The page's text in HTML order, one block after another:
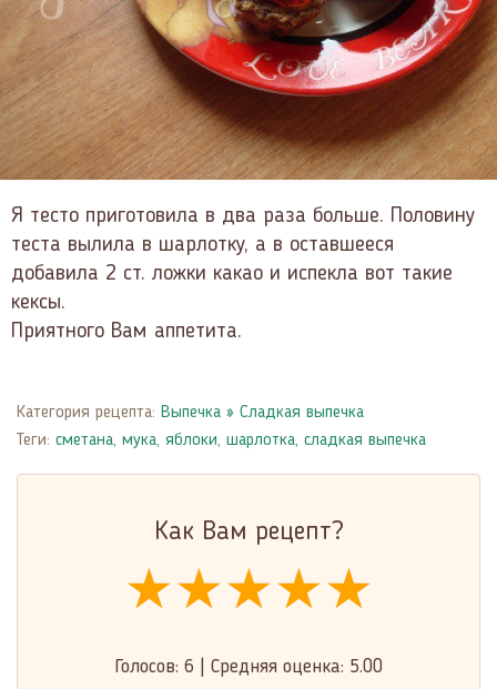
Я тесто приготовила в два раза больше. Половину
теста вылила в шарлотку, а в оставшееся
добавила 2 ст. ложки какао и испекла вот такие
кексы.
Приятного Вам аппетита.
Категория рецепта: Выпечка » Сладкая выпечка
Теги: сметана, мука, яблоки, шарлотка, сладкая выпечка
Как Вам рецепт?
★★★★★
★★★★★
★★★★★
Голосов: 6 Средняя оценка: 5.00